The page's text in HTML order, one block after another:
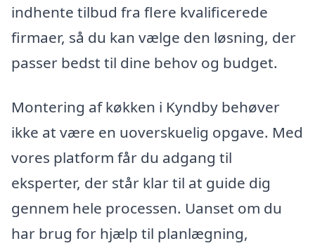
indhente tilbud fra flere kvalificerede
firmaer, så du kan vælge den løsning, der
passer bedst til dine behov og budget.
Montering af køkken i Kyndby behøver
ikke at være en uoverskuelig opgave. Med
vores platform får du adgang til
eksperter, der står klar til at guide dig
gennem hele processen. Uanset om du
har brug for hjælp til planlægning,